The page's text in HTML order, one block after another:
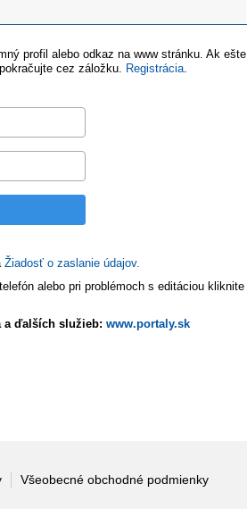
profil alebo odkaz na www stránku. Ak ešte
cez záložku.
Registrácia
Žiadosť o zaslanie údajov.
alebo pri problémoch s editáciou kliknite
a ďalších služieb: www.portaly.sk
Všeobecné obchodné podmienky